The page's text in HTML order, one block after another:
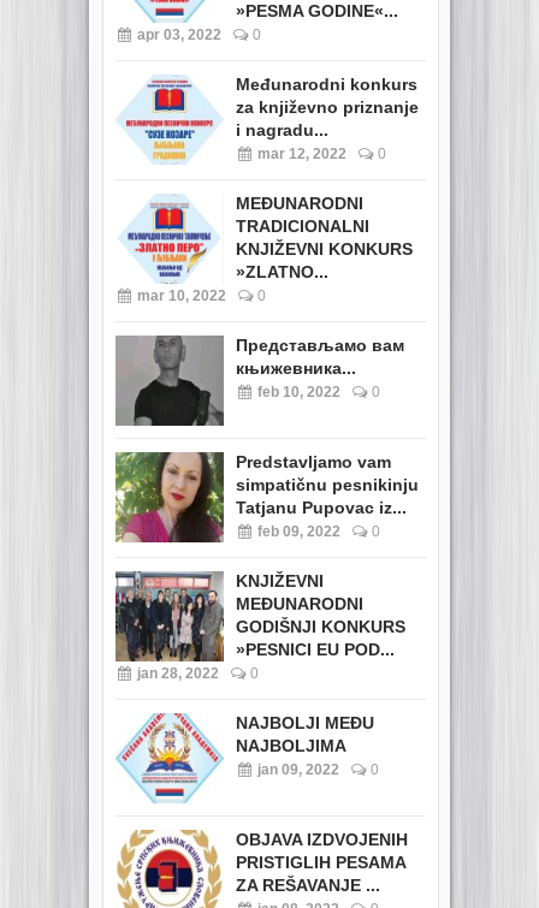
»PESMA GODINE«...
apr 03, 2022 0
Međunarodni konkurs
za književno priznanje
i nagradu...
mar 12, 2022 0
MEĐUNARODNI
TRADICIONALNI
KNJIŽEVNI KONKURS
»ZLATNO...
mar 10, 2022 0
Представљамо вам
књижевника...
feb 10, 2022 0
Predstavljamo vam
simpatičnu pesnikinju
Tatjanu Pupovac iz...
feb 09, 2022 0
KNJIŽEVNI
MEĐUNARODNI
GODIŠNJI KONKURS
»PESNICI EU POD...
jan 28, 2022 0
NAJBOLJI MEĐU
NAJBOLJIMA
jan 09, 2022 0
OBJAVA IZDVOJENIH
PRISTIGLIH PESAMA
ZA REŠAVANJE ...